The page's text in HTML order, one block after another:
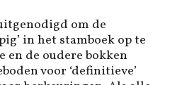
om de
in het stamboek op te
en de oudere bokken
voor ‘definitieve’